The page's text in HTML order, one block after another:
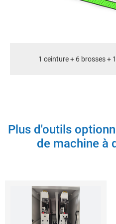
1 ceinture + 4 brosses +
Plus d'outils
de machine à